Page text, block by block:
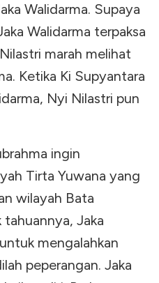
Walidarma. Supaya
Walidarma terpaksa
marah melihat
Ketika Ki Supyantara
Nyi Nilastri pun
ingin
Tirta Yuwana yang
wilayah Bata
tahuannya, Jaka
mengalahkan
peperangan. Jaka